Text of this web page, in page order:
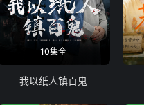
10集全
我以纸人镇百鬼